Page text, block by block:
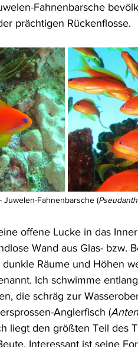
Fahnenbarsche
prächtigen Rückenflosse.
Juwelen-Fahnenbarsche (
offene Lucke in das
Wand aus Glas- bzw.
Räume und Höhen
Ich schwimme
die schräg zur
Anglerfisch (
liegt den größten Teil des
Interessant ist seine